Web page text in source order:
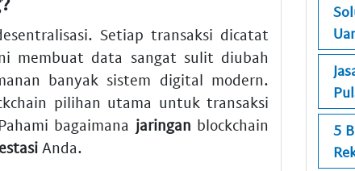
Setiap transaksi dicatat
membuat data sangat sulit diubah
banyak sistem digital modern.
pilihan utama untuk transaksi
bagaimana jaringan blockchain
Anda.
5